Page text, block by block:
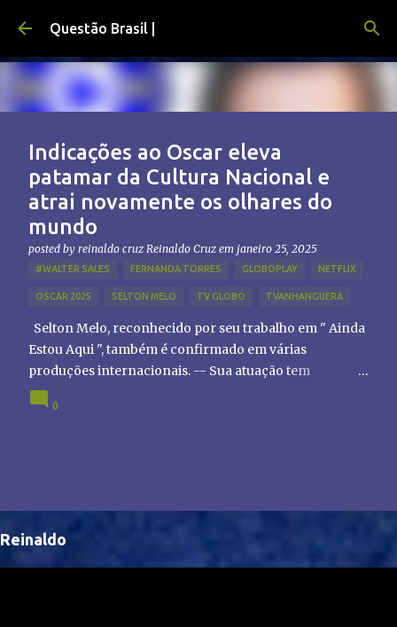
Pular para o conteúdo principal
Questão Brasil |
Indicações ao Oscar eleva
patamar da Cultura Nacional e
atrai novamente os olhares do
mundo
posted by reinaldo cruz Reinaldo Cruz em janeiro 25, 2025
#WALTER SALES FERNANDA TORRES GLOBOPLAY NETFLIX
OSCAR 2025 SELTON MELO TV GLOBO TVANHANGUERA
Selton Melo, reconhecido por seu trabalho em " Ainda
Estou Aqui ", também é confirmado em várias
produções internacionais. -- Sua atuação tem
chamado atenção de diretores e produtores fora do
Brasil, abrindo portas para novas oportunidades no
0
Reinaldo